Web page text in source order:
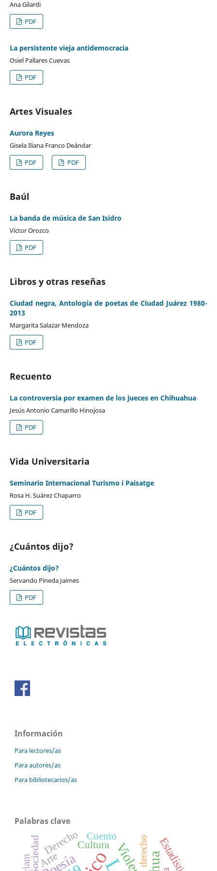
Ana Gilardi
PDF
La persistente vieja antidemocracia
Osiel Pallares Cuevas
PDF
Artes Visuales
Aurora Reyes
Gisela Iliana Franco Deándar
PDF
PDF
Baúl
La banda de música de San Isidro
Víctor Orozco
PDF
Libros y otras reseñas
Ciudad negra, Antología de poetas de Ciudad Juárez 1980-
2013
Margarita Salazar Mendoza
PDF
Recuento
La controversia por examen de los jueces en Chihuahua
Jesús Antonio Camarillo Hinojosa
PDF
Vida Universitaria
Seminario Internacional Turismo i Paisatge
Rosa H. Suárez Chaparro
PDF
¿Cuántos dijo?
¿Cuántos dijo?
Servando Pineda Jaimes
PDF
Información
Para lectores/as
Para autores/as
Para bibliotecarios/as
Palabras clave
Cultura
Arte
SociedadDerecho derecho
Cuento